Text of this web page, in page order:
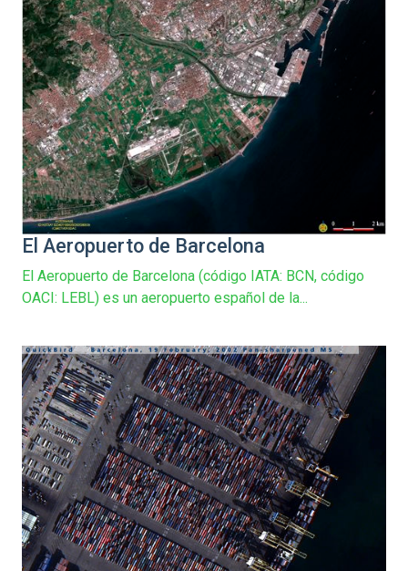
El Aeropuerto de Barcelona
El Aeropuerto de Barcelona (código IATA: BCN, código
OACI: LEBL) es un aeropuerto español de la...